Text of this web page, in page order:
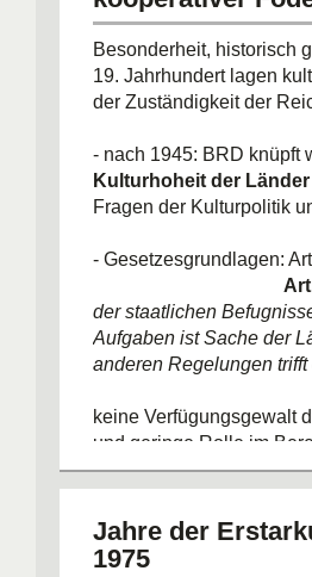
Schulen
Vorbild: niederländische
der externen Evaluation
Besonderheit, historisch
19. Jahrhundert lagen
der Zuständigkeit der
- nach 1945: BRD knüpft
Kulturhoheit der Länder
Fragen der Kulturpolitik
- Gesetzesgrundlagen:
der staatlichen
Aufgaben ist Sache der
anderen Regelungen trifft
keine Verfügungsgewalt
und geringe Rolle im
Einflussnahme des
zwei Phasen: 1) Mitte
Ausweitung des
Jahre der
1975